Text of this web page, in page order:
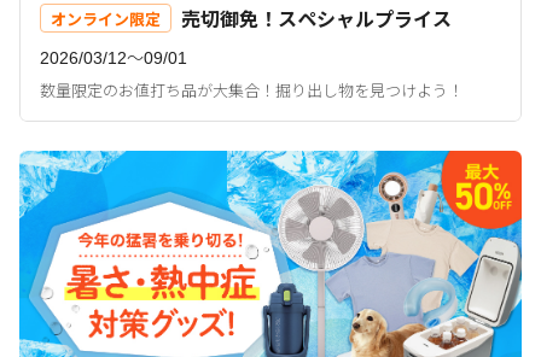
オンライン限定 売切御免！スペシャルプライス
2026/03/12〜09/01
数量限定のお値打ち品が大集合！掘り出し物を見つけよう！